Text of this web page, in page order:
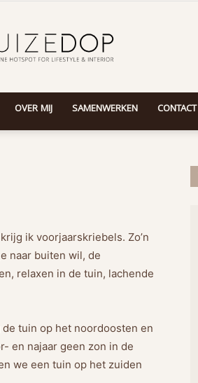
OVER MIJ SAMENWERKEN CONTACT
ik voorjaarskriebels. Zo’n
naar buiten wil, de
relaxen in de tuin, lachende
tuin op het noordoosten en
en najaar geen zon in de
we een tuin op het zuiden